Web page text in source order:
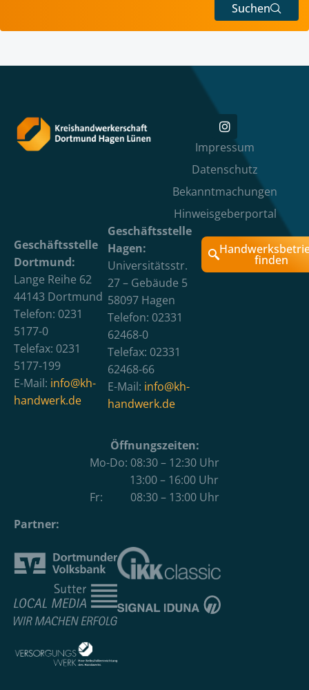
Suchen
Impressum
Datenschutz
Bekanntmachungen
Hinweisgeberportal
Geschäftsstelle
Dortmund:
Lange Reihe 62
44143 Dortmund
Telefon: 0231
5177-0
Telefax: 0231
5177-199
E-Mail: info@kh-
handwerk.de
Geschäftsstelle
Hagen:
Universitätsstr.
27 – Gebäude 5
58097 Hagen
Telefon: 02331
62468-0
Telefax: 02331
62468-66
E-Mail: info@kh-
handwerk.de
finden
Öffnungszeiten:
Mo-Do: 08:30 – 12:30 Uhr
13:00 – 16:00 Uhr
Fr: 08:30 – 13:00 Uhr
Partner: